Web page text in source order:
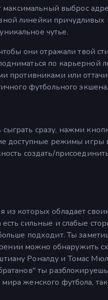
максимальный выброс
линейки причудливых
чутье.
они отражали твой
по карьерной
противниками или
футбольного экшена.
сразу, нажми
доступные режимы игры
создать/
из которых обладает
сильные и слабые
подходит. Ты
можно обнаружить
Роналду и Томас
ты
женского футбола,